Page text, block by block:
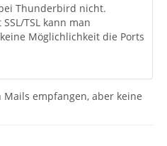
Thunderbird nicht.
TSL kann man
Möglichlichkeit die Ports
empfangen, aber keine